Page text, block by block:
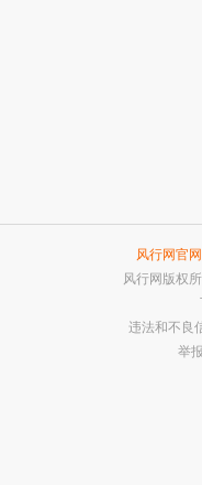
风行网官网
风行网版权
违法和不良
举